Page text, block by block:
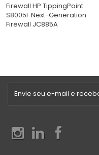
Firewall HP TippingPoint
S8005F Next-Generation
Firewall JC885A